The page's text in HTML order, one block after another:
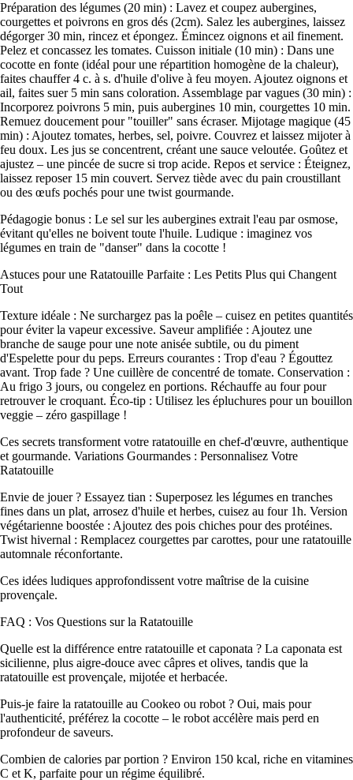
Préparation des légumes (20 min) : Lavez et coupez aubergines,
courgettes et poivrons en gros dés (2cm). Salez les aubergines, laissez
dégorger 30 min, rincez et épongez. Émincez oignons et ail finement.
Pelez et concassez les tomates. Cuisson initiale (10 min) : Dans une
cocotte en fonte (idéal pour une répartition homogène de la chaleur),
faites chauffer 4 c. à s. d'huile d'olive à feu moyen. Ajoutez oignons et
ail, faites suer 5 min sans coloration. Assemblage par vagues (30 min) :
Incorporez poivrons 5 min, puis aubergines 10 min, courgettes 10 min.
Remuez doucement pour "touiller" sans écraser. Mijotage magique (45
min) : Ajoutez tomates, herbes, sel, poivre. Couvrez et laissez mijoter à
feu doux. Les jus se concentrent, créant une sauce veloutée. Goûtez et
ajustez – une pincée de sucre si trop acide. Repos et service : Éteignez,
laissez reposer 15 min couvert. Servez tiède avec du pain croustillant
ou des œufs pochés pour une twist gourmande.
Pédagogie bonus : Le sel sur les aubergines extrait l'eau par osmose,
évitant qu'elles ne boivent toute l'huile. Ludique : imaginez vos
légumes en train de "danser" dans la cocotte !
Astuces pour une Ratatouille Parfaite : Les Petits Plus qui Changent
Tout
Texture idéale : Ne surchargez pas la poêle – cuisez en petites quantités
pour éviter la vapeur excessive. Saveur amplifiée : Ajoutez une
branche de sauge pour une note anisée subtile, ou du piment
d'Espelette pour du peps. Erreurs courantes : Trop d'eau ? Égouttez
avant. Trop fade ? Une cuillère de concentré de tomate. Conservation :
Au frigo 3 jours, ou congelez en portions. Réchauffe au four pour
retrouver le croquant. Éco-tip : Utilisez les épluchures pour un bouillon
veggie – zéro gaspillage !
Ces secrets transforment votre ratatouille en chef-d'œuvre, authentique
et gourmande. Variations Gourmandes : Personnalisez Votre
Ratatouille
Envie de jouer ? Essayez tian : Superposez les légumes en tranches
fines dans un plat, arrosez d'huile et herbes, cuisez au four 1h. Version
végétarienne boostée : Ajoutez des pois chiches pour des protéines.
Twist hivernal : Remplacez courgettes par carottes, pour une ratatouille
automnale réconfortante.
Ces idées ludiques approfondissent votre maîtrise de la cuisine
provençale.
FAQ : Vos Questions sur la Ratatouille
Quelle est la différence entre ratatouille et caponata ? La caponata est
sicilienne, plus aigre-douce avec câpres et olives, tandis que la
ratatouille est provençale, mijotée et herbacée.
Puis-je faire la ratatouille au Cookeo ou robot ? Oui, mais pour
l'authenticité, préférez la cocotte – le robot accélère mais perd en
profondeur de saveurs.
Combien de calories par portion ? Environ 150 kcal, riche en vitamines
C et K, parfaite pour un régime équilibré.